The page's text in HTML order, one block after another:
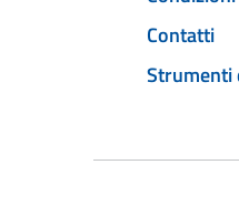
Contatti
Strumenti